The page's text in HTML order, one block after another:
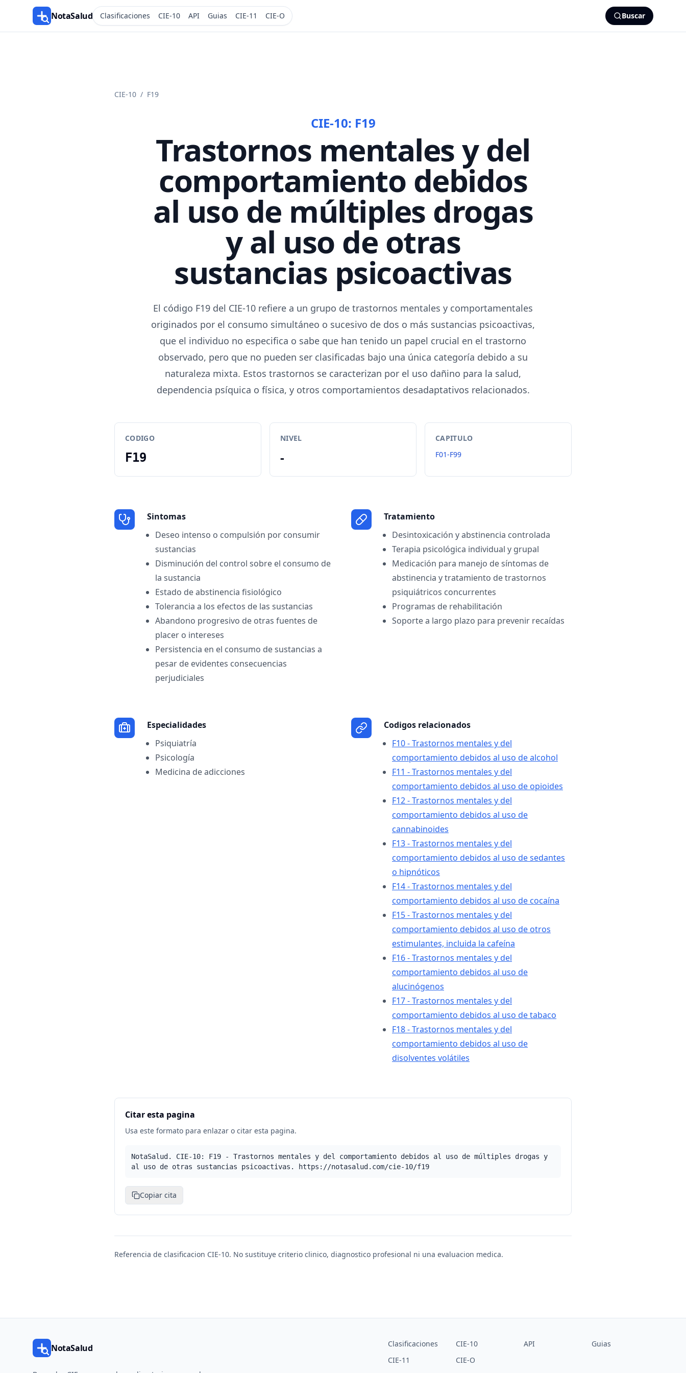
NotaSalud Clasificaciones CIE-10 API Guias CIE-11 CIE-O Buscar
CIE-10 / F19
CIE-10: F19
Trastornos mentales y del
comportamiento debidos
al uso de múltiples drogas
y al uso de otras
sustancias psicoactivas
El código F19 del CIE-10 refiere a un grupo de trastornos mentales y comportamentales
originados por el consumo simultáneo o sucesivo de dos o más sustancias psicoactivas,
que el individuo no especifica o sabe que han tenido un papel crucial en el trastorno
observado, pero que no pueden ser clasificadas bajo una única categoría debido a su
naturaleza mixta. Estos trastornos se caracterizan por el uso dañino para la salud,
dependencia psíquica o física, y otros comportamientos desadaptativos relacionados.
CODIGO
F19
NIVEL
-
CAPITULO
F01-F99
Sintomas
Deseo intenso o compulsión por consumir
sustancias
Disminución del control sobre el consumo de
la sustancia
Estado de abstinencia fisiológico
Tolerancia a los efectos de las sustancias
Abandono progresivo de otras fuentes de
placer o intereses
Persistencia en el consumo de sustancias a
pesar de evidentes consecuencias
perjudiciales
Tratamiento
Desintoxicación y abstinencia controlada
Terapia psicológica individual y grupal
Medicación para manejo de síntomas de
abstinencia y tratamiento de trastornos
psiquiátricos concurrentes
Programas de rehabilitación
Soporte a largo plazo para prevenir recaídas
Especialidades
Psiquiatría
Psicología
Medicina de adicciones
Codigos relacionados
F10 - Trastornos mentales y del
comportamiento debidos al uso de alcohol
F11 - Trastornos mentales y del
comportamiento debidos al uso de opioides
F12 - Trastornos mentales y del
comportamiento debidos al uso de
cannabinoides
F13 - Trastornos mentales y del
comportamiento debidos al uso de sedantes
o hipnóticos
F14 - Trastornos mentales y del
comportamiento debidos al uso de cocaína
F15 - Trastornos mentales y del
comportamiento debidos al uso de otros
estimulantes, incluida la cafeína
F16 - Trastornos mentales y del
comportamiento debidos al uso de
alucinógenos
F17 - Trastornos mentales y del
comportamiento debidos al uso de tabaco
F18 - Trastornos mentales y del
comportamiento debidos al uso de
disolventes volátiles
Citar esta pagina
Usa este formato para enlazar o citar esta pagina.
NotaSalud. CIE-10: F19 - Trastornos mentales y del comportamiento debidos al uso de múltiples drogas y
al uso de otras sustancias psicoactivas. https://notasalud.com/cie-10/f19
Copiar cita
Referencia de clasificacion CIE-10. No sustituye criterio clinico, diagnostico profesional ni una evaluacion medica.
NotaSalud Clasificaciones CIE-10 API
Guias
CIE-11
CIE-O